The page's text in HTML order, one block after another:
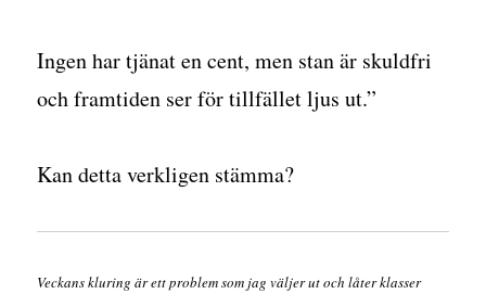
Ingen har tjänat en cent, men stan är skuldfri
och framtiden ser för tillfället ljus ut.”
Kan detta verkligen stämma?
Veckans kluring är ett problem som jag väljer ut och låter klasser